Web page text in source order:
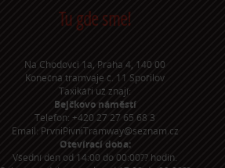
Tu gde sme!
Na Chodovci 1a, Praha 4, 140 00
Konečná tramvaje č. 11 Spořilov
Taxikáři už znají:
Bejčkovo náměstí
Telefon: +420 27 27 65 68 3
Email: PrvniPivniTramway@seznam.cz
Otevírací doba:
Všední den od 14:00 do 00:00?? hodin.